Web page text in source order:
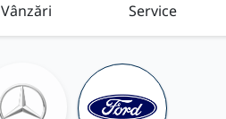
Vânzări
Service